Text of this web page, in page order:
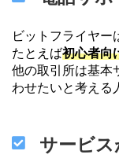
ビットフライヤー
たとえば初心者向
他の取引所は基本
わせたいと考える
サービス